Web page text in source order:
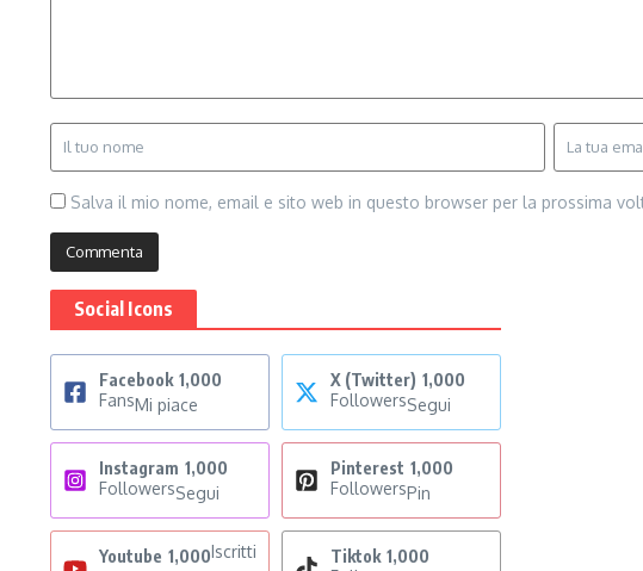
Salva il mio nome, email e sito web in questo browser per la prossima
Social Icons
Facebook 1,000
FansMi piace
X (Twitter) 1,000
FollowersSegui
Instagram 1,000
FollowersSegui
Pinterest 1,000
FollowersPin
Youtube 1,000Iscritti Tiktok 1,000